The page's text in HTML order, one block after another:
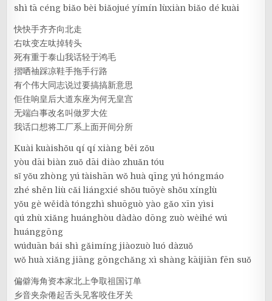
shì tā céng biǎo bèi biǎojué yímín lùxiàn biǎo dé kuài
快快手齐齐向北走
右呔变左呔掉转头
死有重于泰山我话轻于鸿毛
摺哂䄂踩凉鞋手拖手行路
有个伟大同志说过要搞搞新意思
佢住响皇后大道东座为何无皇宫
无端白事改名叫做罗大佐
我话口想将工厂系上面开间分所
Kuài kuàishǒu qí qí xiàng běi zǒu
yòu dāi biàn zuǒ dāi diào zhuǎn tóu
sǐ yǒu zhòng yú tàishān wǒ huà qīng yú hóngmáo
zhé shěn liù cǎi liángxié shǒu tuōyè shǒu xínglù
yǒu gè wěidà tóngzhì shuōguò yào gǎo xīn yìsi
qú zhù xiǎng huánghòu dàdào dōng zuò wèihé wú
huánggōng
wúduān bái shì gǎimíng jiàozuò luó dàzuǒ
wǒ huà xiǎng jiāng gōngchǎng xì shàng kāijiān fēn suǒ
偏僻海角资本家北上争取祖国订单
乡音夹杂倦起舌头见客咬住牙关